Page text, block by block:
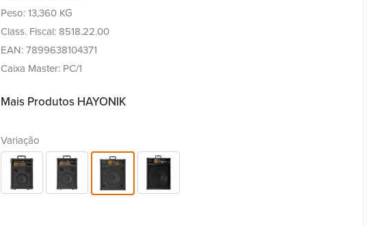
Peso: 13,360 KG
Class. Fiscal: 8518.22.00
EAN: 7899638104371
Caixa Master: PC/1
Mais Produtos HAYONIK
Variação